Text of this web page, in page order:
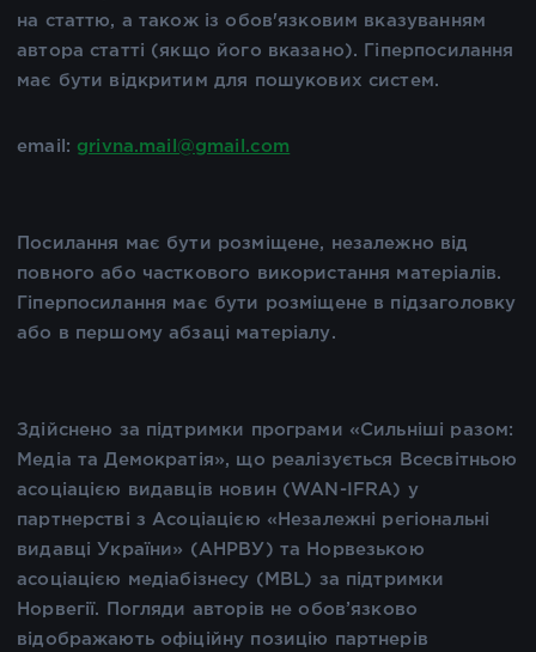
на статтю, а також із обов'язковим вказуванням
автора статті (якщо його вказано). Гіперпосилання
має бути відкритим для пошукових систем.
email: grivna.mail@gmail.com
Посилання має бути розміщене, незалежно від
повного або часткового використання матеріалів.
Гіперпосилання має бути розміщене в підзаголовку
або в першому абзаці матеріалу.
Здійснено за підтримки програми «Сильніші разом:
Медіа та Демократія», що реалізується Всесвітньою
асоціацією видавців новин (WAN-IFRA) у
партнерстві з Асоціацією «Незалежні регіональні
видавці України» (АНРВУ) та Норвезькою
асоціацією медіабізнесу (MBL) за підтримки
Норвегії. Погляди авторів не обов’язково
відображають офіційну позицію партнерів